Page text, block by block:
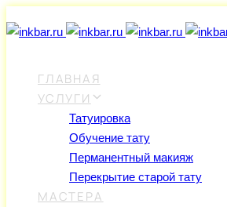
links
to
navigationГЛАВНАЯ
УСЛУГИ
Татуировка
Обучение тату
Перманентный макияж
Перекрытие старой тату
МАСТЕРА